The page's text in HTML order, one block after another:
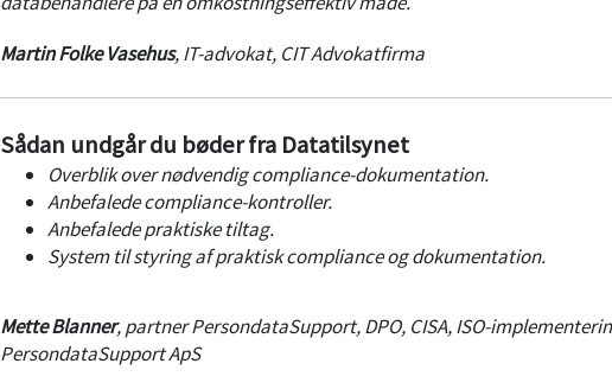
Martin Folke Vasehus,IT-advokat, CIT Advokatfirma
Sådan undgår du bøder fra Datatilsynet
Overblik over nødvendig compliance-dokumentation.
Anbefalede compliance-kontroller.
Anbefalede praktiske tiltag.
System til styring af praktisk compliance og dokumentation.
Mette Blanner,partner PersondataSupport, DPO, CISA, ISO-
PersondataSupport ApS